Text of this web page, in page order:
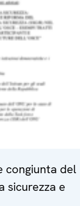
congiunta del
sicurezza e